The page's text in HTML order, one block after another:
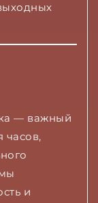
— важный
часов,
и